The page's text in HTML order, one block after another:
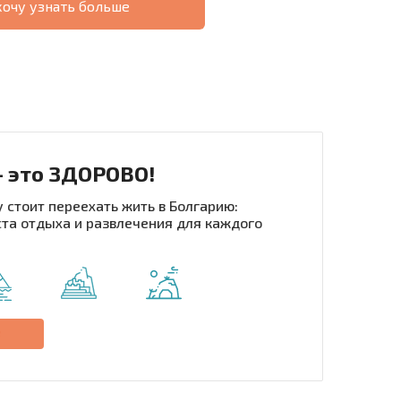
узнать больше
| Нажимая кнопку, вы разрешаете
Отправить сообщение
это ЗДОРОВО!
переехать жить в Болгарию:
отдыха и развлечения для каждого